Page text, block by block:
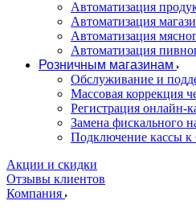
Автоматизация
Автоматизация
Автоматизация
Автоматизация
Розничным магазинам
Обслуживание и
Массовая коррекция
Регистрация
Замена фискального
Подключение кассы
Акции и скидки
Отзывы клиентов
Компания